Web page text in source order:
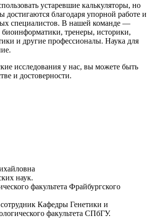
устаревшие калькуляторы, но
достигаются благодаря упорной работе и
специалистов. В нашей команде —
тренеры, историки,
и другие профессионалы. Наука для
исследования у нас, вы можете быть
и достоверности.
наук.
факультета Фрайбургского
Кафедры Генетики и
факультета СПбГУ.